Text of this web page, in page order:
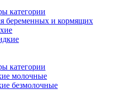
категории
беременных и кормящих
категории
молочные
безмолочные